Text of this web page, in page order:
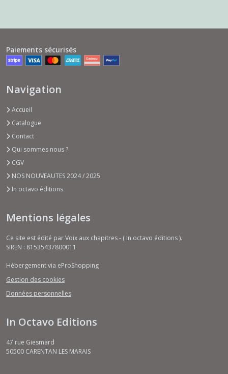
Paiements sécurisés
Navigation
Accueil
Catalogue
Contact
Qui sommes nous ?
CGV
NOS NOUVEAUTES 2024 / 2025
In octavo éditions
Mentions légales
Ce site est édité par Voix aux chapitres - ( In octavo éditions ).
SIREN : 81535437800011
Hébergement via eProShopping
Gestion des cookies
Données personnelles
In Octavo Editions
47 rue Giesmard
50500 CARENTAN LES MARAIS